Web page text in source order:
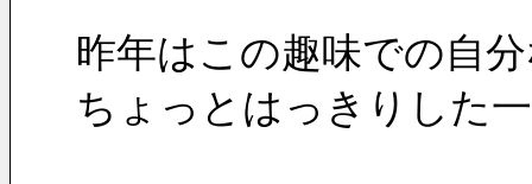
昨年はこの趣味での自
ちょっとはっきりした